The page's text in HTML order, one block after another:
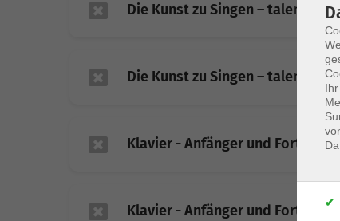
Die Kunst zu Singen –
Die Kunst zu Singen –
Klavier - Anfänger und
Klavier - Anfänger und